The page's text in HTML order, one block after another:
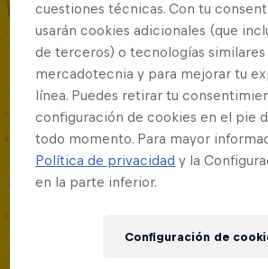
cuestiones técnicas. Con tu
usarán cookies adicionales (que
de terceros) o tecnologías similares
mercadotecnia y para mejorar tu
línea. Puedes retirar tu
configuración de cookies en el pie
todo momento. Para mayor
Política de privacidad y la
en la parte inferior.
Configuración de